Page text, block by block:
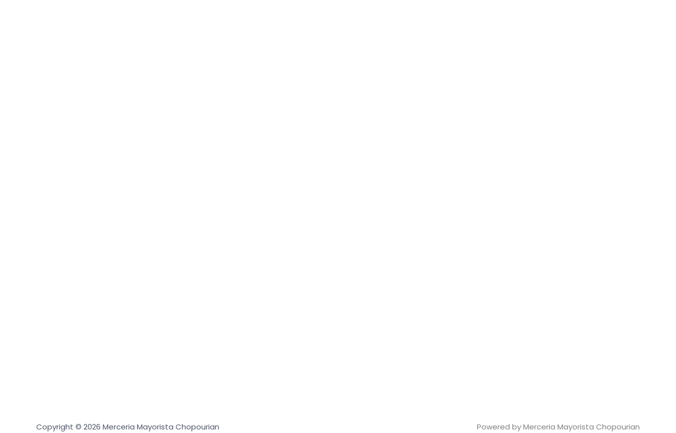
Copyright © 2026 Merceria Mayorista Chopourian Powered by Merceria Mayorista Chopourian